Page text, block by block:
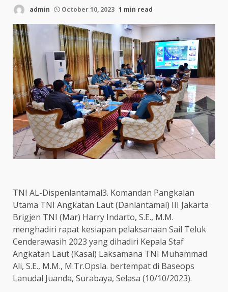
admin October 10, 2023 1 min read
TNI AL-Dispenlantamal3. Komandan Pangkalan
Utama TNI Angkatan Laut (Danlantamal) III Jakarta
Brigjen TNI (Mar) Harry Indarto, S.E., M.M.
menghadiri rapat kesiapan pelaksanaan Sail Teluk
Cenderawasih 2023 yang dihadiri Kepala Staf
Angkatan Laut (Kasal) Laksamana TNI Muhammad
Ali, S.E., M.M., M.Tr.Opsla. bertempat di Baseops
Lanudal Juanda, Surabaya, Selasa (10/10/2023).